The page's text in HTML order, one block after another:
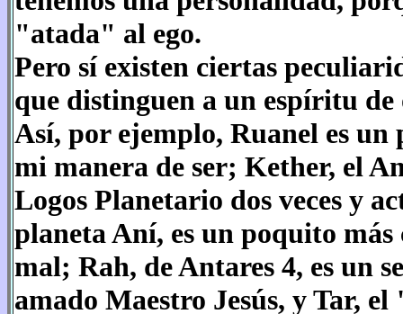
"atada" al ego.
Pero sí existen ciertas
que distinguen a un espíritu de
Así, por ejemplo, Ruanel es
mi manera de ser; Kether, el
Logos Planetario dos veces y
planeta Aní, es un poquito más
mal; Rah, de Antares 4, es un
amado Maestro Jesús, y Tar,